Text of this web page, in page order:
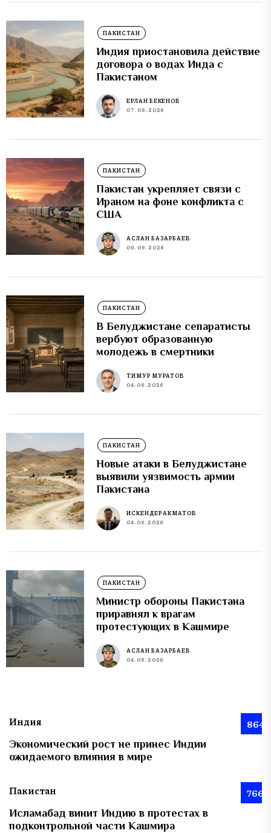
ПАКИСТАН
Индия приостановила действие
договора о водах Инда с
Пакистаном
ЕРЛАН БЕКЕНОВ
07.08.2026
ПАКИСТАН
Пакистан укрепляет связи с
Ираном на фоне конфликта с
США
АСЛАН БАЗАРБАЕВ
06.08.2026
ПАКИСТАН
В Белуджистане сепаратисты
вербуют образованную
молодежь в смертники
ТИМУР МУРАТОВ
04.08.2026
ПАКИСТАН
Новые атаки в Белуджистане
выявили уязвимость армии
Пакистана
ИСКЕНДЕР АКМАТОВ
04.08.2026
ПАКИСТАН
Министр обороны Пакистана
приравнял к врагам
протестующих в Кашмире
АСЛАН БАЗАРБАЕВ
04.08.2026
Индия 864
Экономический рост не принес Индии
ожидаемого влияния в мире
Пакистан 766
Исламабад винит Индию в протестах в
подконтрольной части Кашмира